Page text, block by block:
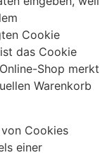
Cookie
das Cookie
Shop merkt
Warenkorb
Cookies
einer